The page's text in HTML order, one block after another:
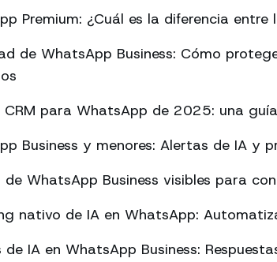
Premium: ¿Cuál es la diferencia
de WhatsApp Business: Cómo
CRM para WhatsApp de 2025: una
Business y menores: Alertas de IA y
de WhatsApp Business visibles para
nativo de IA en WhatsApp:
de IA en WhatsApp Business: